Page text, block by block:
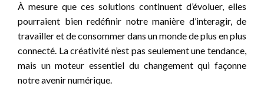
À mesure que ces solutions continuent d’évoluer, elles
pourraient bien redéfinir notre manière d’interagir, de
travailler et de consommer dans un monde de plus en plus
connecté. La créativité n’est pas seulement une tendance,
mais un moteur essentiel du changement qui façonne
notre avenir numérique.